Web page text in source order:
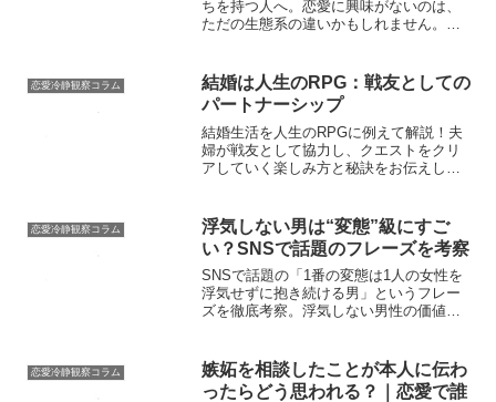
ちを持つ人へ。恋愛に興味がないのは、
ただの生態系の違いかもしれません。自
恋愛冷静観察コラム
結婚は人生のRPG：戦友としての
パートナーシップ
結婚生活を人生のRPGに例えて解説！夫
婦が戦友として協力し、クエストをクリ
アしていく楽しみ方と秘訣をお伝えしま
恋愛冷静観察コラム
浮気しない男は“変態”級にすご
い？SNSで話題のフレーズを考察
SNSで話題の「1番の変態は1人の女性を
浮気せずに抱き続ける男」というフレー
ズを徹底考察。浮気しない男性の価値や
恋愛冷静観察コラム
嫉妬を相談したことが本人に伝わ
ったらどう思われる？｜恋愛で誰